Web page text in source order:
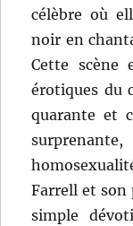
célèbre où
noir en
Cette scène
érotiques du
quarante et
Farrell et son
simple